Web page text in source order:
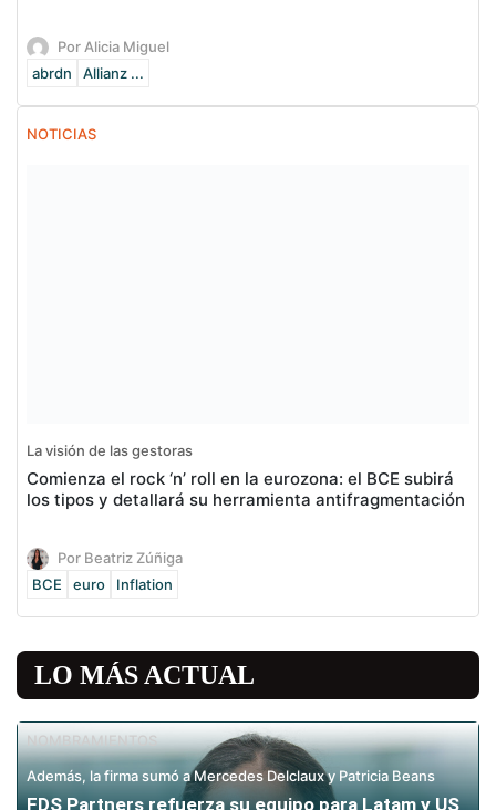
Por Alicia Miguel
abrdn
Allianz ...
NOTICIAS
La visión de las gestoras
Comienza el rock ‘n’ roll en la eurozona: el BCE subirá
los tipos y detallará su herramienta antifragmentación
Por Beatriz Zúñiga
BCE
euro Inflation
LO MÁS ACTUAL
NOMBRAMIENTOS
Además, la firma sumó a Mercedes Delclaux y Patricia Beans
FDS Partners refuerza su equipo para Latam y US